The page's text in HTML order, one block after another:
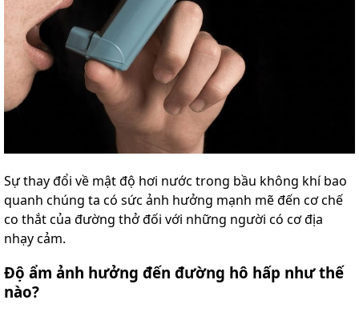
Sự thay đổi về mật độ hơi nước trong bầu không khí bao
quanh chúng ta có sức ảnh hưởng mạnh mẽ đến cơ chế
co thắt của đường thở đối với những người có cơ địa
nhạy cảm.
Độ ẩm ảnh hưởng đến đường hô hấp như thế
nào?